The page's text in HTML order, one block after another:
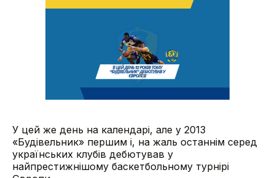
У цей же день на календарі, але у 2013
«Будівельник» першим і, на жаль останнім серед
українських клубів дебютував у
найпрестижнішому баскетбольному турнірі